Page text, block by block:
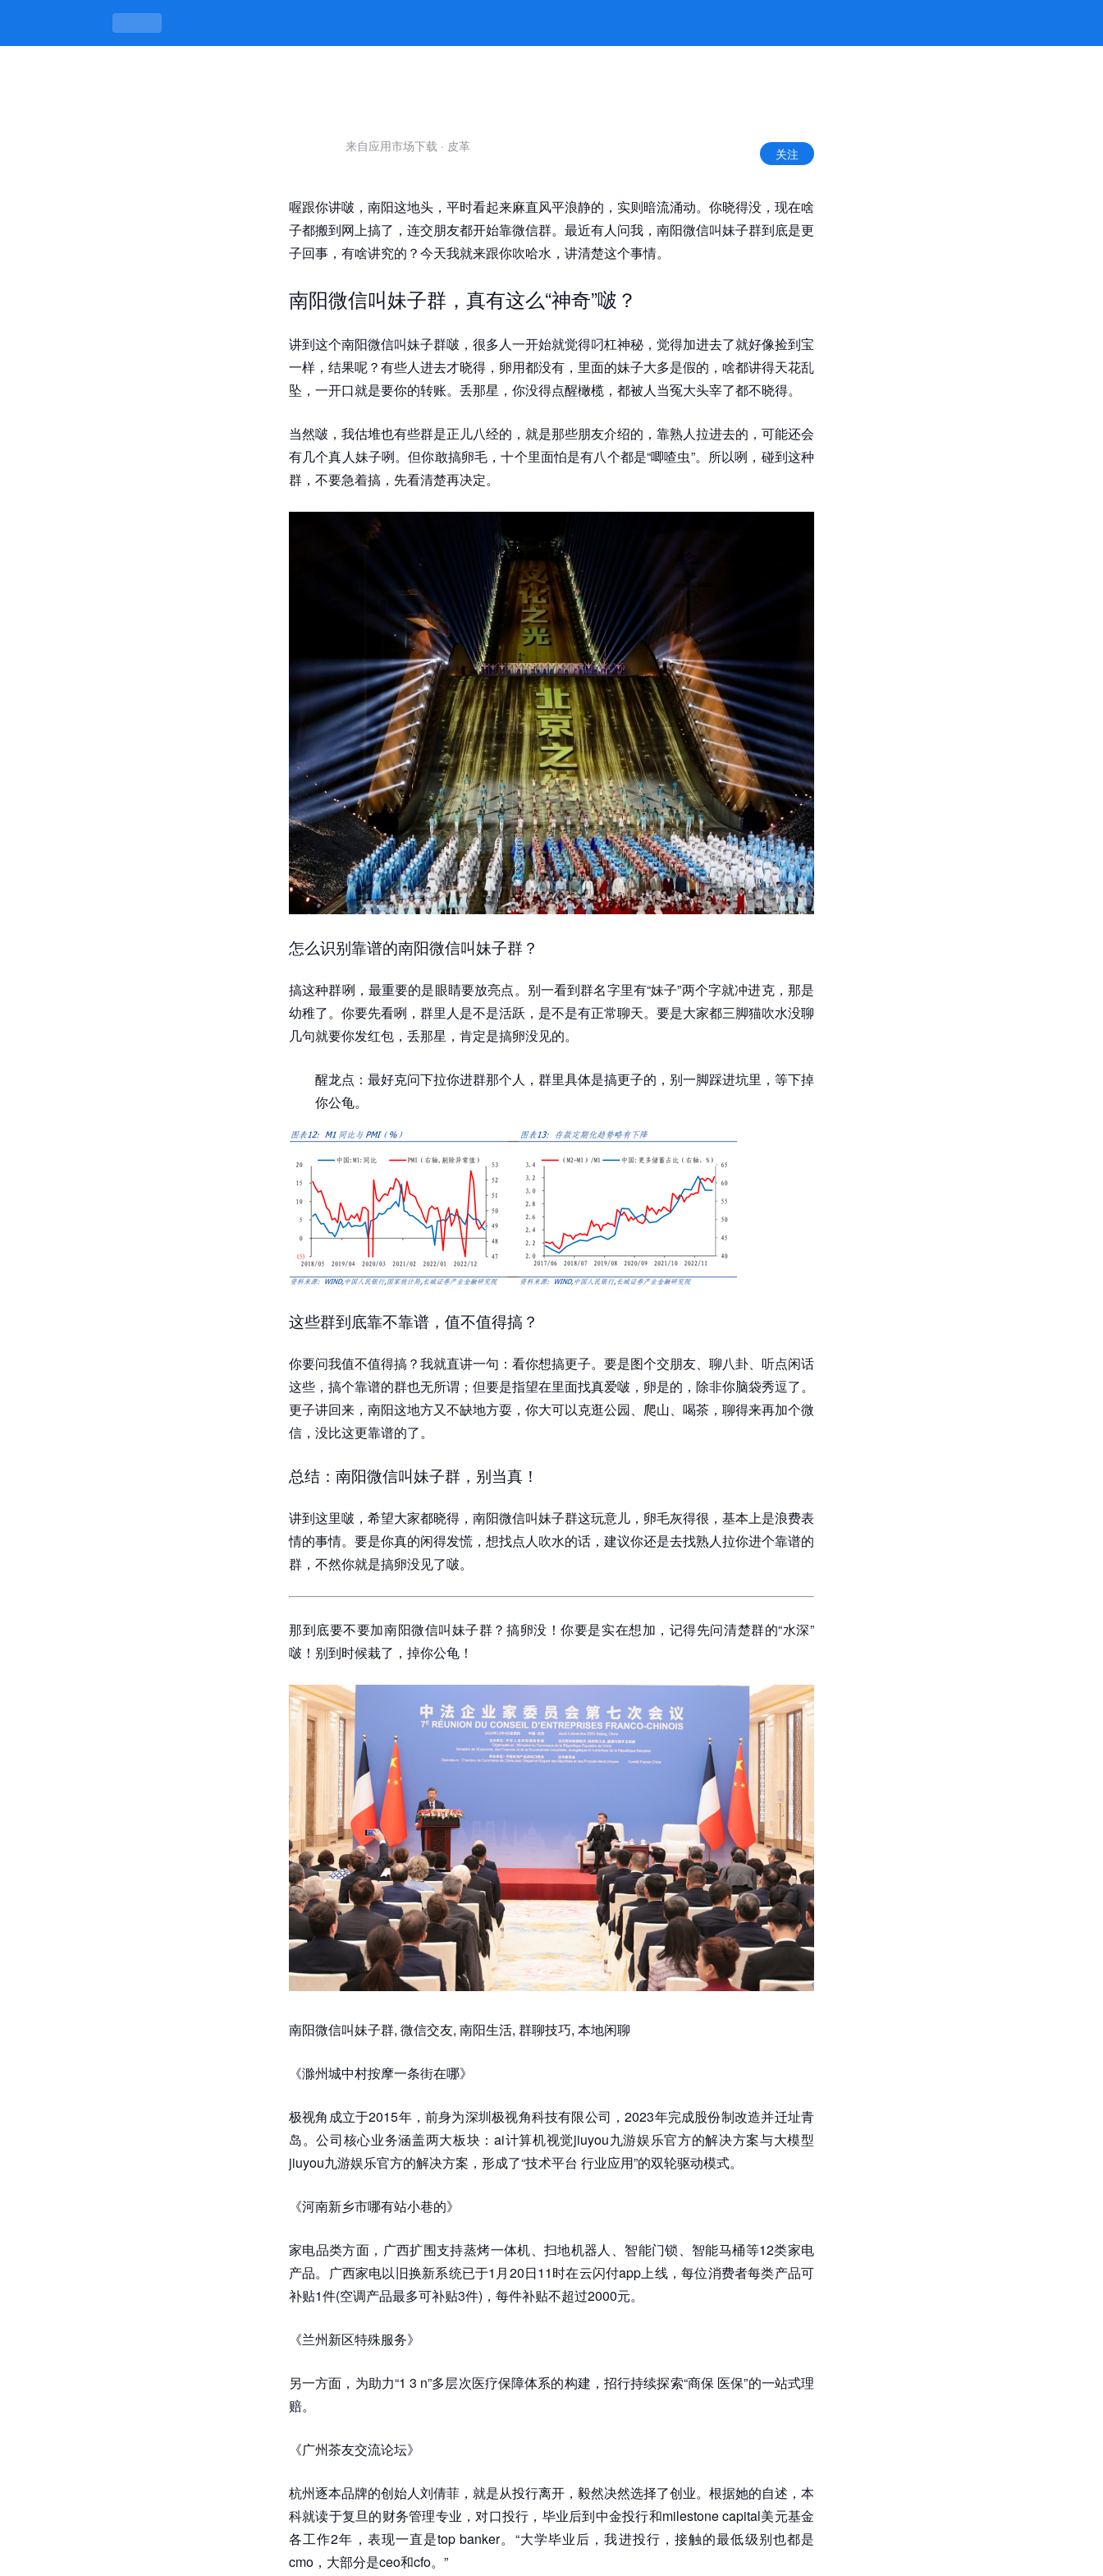
南阳微信叫妹子群，有何内幕？这事你晓得啵 -jiuyou九游娱乐官方
来自应用市场下载 · 皮革 关注
喔跟你讲啵，南阳这地头，平时看起来麻直风平浪静的，实则暗流涌动。你晓得没，现在啥
子都搬到网上搞了，连交朋友都开始靠微信群。最近有人问我，南阳微信叫妹子群到底是更
子回事，有啥讲究的？今天我就来跟你吹哈水，讲清楚这个事情。
南阳微信叫妹子群，真有这么“神奇”啵？
讲到这个南阳微信叫妹子群啵，很多人一开始就觉得叼杠神秘，觉得加进去了就好像捡到宝
一样，结果呢？有些人进去才晓得，卵用都没有，里面的妹子大多是假的，啥都讲得天花乱
坠，一开口就是要你的转账。丢那星，你没得点醒橄榄，都被人当冤大头宰了都不晓得。
当然啵，我估堆也有些群是正儿八经的，就是那些朋友介绍的，靠熟人拉进去的，可能还会
有几个真人妹子咧。但你敢搞卵毛，十个里面怕是有八个都是“唧喳虫”。所以咧，碰到这种
群，不要急着搞，先看清楚再决定。
怎么识别靠谱的南阳微信叫妹子群？
搞这种群咧，最重要的是眼睛要放亮点。别一看到群名字里有“妹子”两个字就冲进克，那是
幼稚了。你要先看咧，群里人是不是活跃，是不是有正常聊天。要是大家都三脚猫吹水没聊
几句就要你发红包，丢那星，肯定是搞卵没见的。
醒龙点：最好克问下拉你进群那个人，群里具体是搞更子的，别一脚踩进坑里，等下掉
你公龟。
这些群到底靠不靠谱，值不值得搞？
你要问我值不值得搞？我就直讲一句：看你想搞更子。要是图个交朋友、聊八卦、听点闲话
这些，搞个靠谱的群也无所谓；但要是指望在里面找真爱啵，卵是的，除非你脑袋秀逗了。
更子讲回来，南阳这地方又不缺地方耍，你大可以克逛公园、爬山、喝茶，聊得来再加个微
信，没比这更靠谱的了。
总结：南阳微信叫妹子群，别当真！
讲到这里啵，希望大家都晓得，南阳微信叫妹子群这玩意儿，卵毛灰得很，基本上是浪费表
情的事情。要是你真的闲得发慌，想找点人吹水的话，建议你还是去找熟人拉你进个靠谱的
群，不然你就是搞卵没见了啵。
那到底要不要加南阳微信叫妹子群？搞卵没！你要是实在想加，记得先问清楚群的“水深”
啵！别到时候栽了，掉你公龟！
南阳微信叫妹子群, 微信交友, 南阳生活, 群聊技巧, 本地闲聊
《滁州城中村按摩一条街在哪》
极视角成立于2015年，前身为深圳极视角科技有限公司，2023年完成股份制改造并迁址青
岛。公司核心业务涵盖两大板块：ai计算机视觉jiuyou九游娱乐官方的解决方案与大模型
jiuyou九游娱乐官方的解决方案，形成了“技术平台 行业应用”的双轮驱动模式。
《河南新乡市哪有站小巷的》
家电品类方面，广西扩围支持蒸烤一体机、扫地机器人、智能门锁、智能马桶等12类家电
产品。广西家电以旧换新系统已于1月20日11时在云闪付app上线，每位消费者每类产品可
补贴1件(空调产品最多可补贴3件)，每件补贴不超过2000元。
《兰州新区特殊服务》
另一方面，为助力“1 3 n”多层次医疗保障体系的构建，招行持续探索“商保 医保”的一站式理
赔。
《广州茶友交流论坛》
杭州逐本品牌的创始人刘倩菲，就是从投行离开，毅然决然选择了创业。根据她的自述，本
科就读于复旦的财务管理专业，对口投行，毕业后到中金投行和milestone capital美元基金
各工作2年，表现一直是top banker。“大学毕业后，我进投行，接触的最低级别也都是
cmo，大部分是ceo和cfo。”